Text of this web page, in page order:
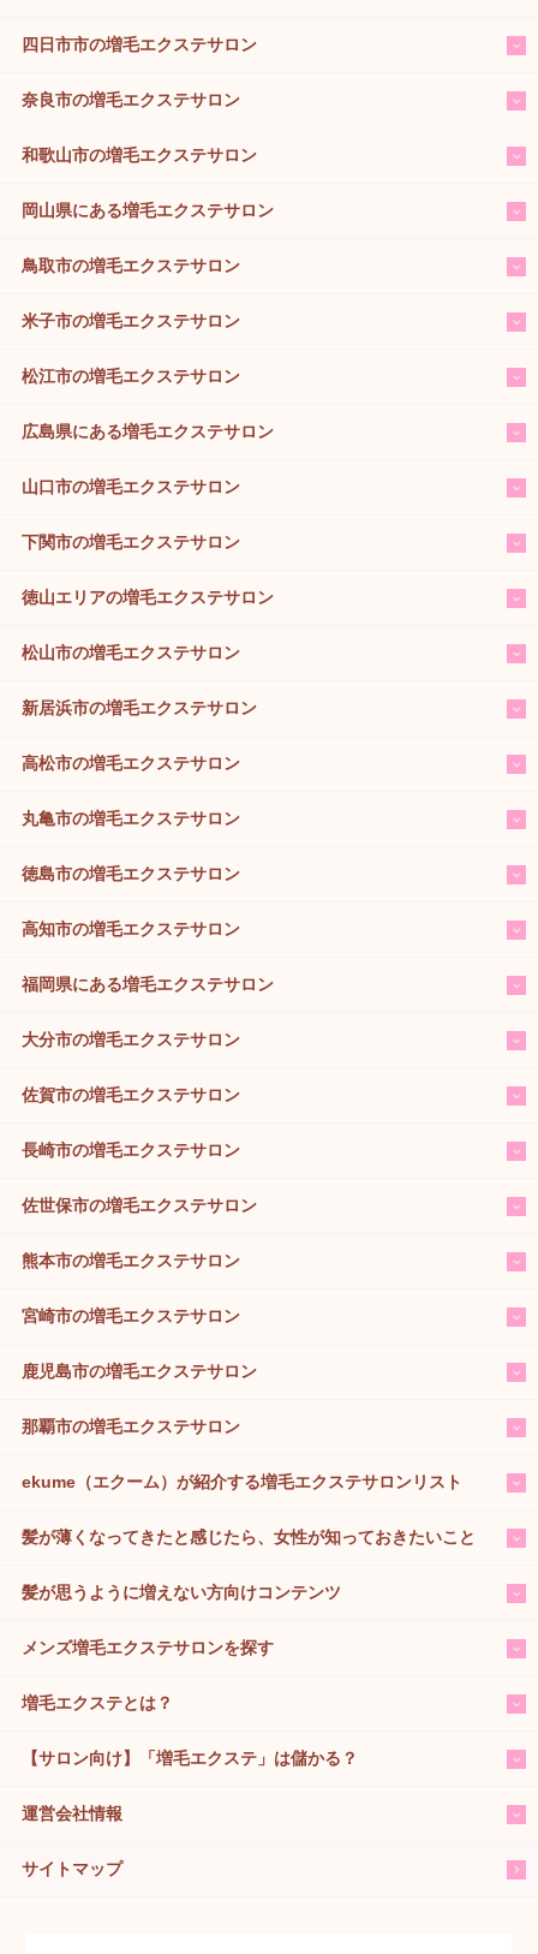
四日市市の増毛エクステサロン
奈良市の増毛エクステサロン
和歌山市の増毛エクステサロン
岡山県にある増毛エクステサロン
鳥取市の増毛エクステサロン
米子市の増毛エクステサロン
松江市の増毛エクステサロン
広島県にある増毛エクステサロン
山口市の増毛エクステサロン
下関市の増毛エクステサロン
徳山エリアの増毛エクステサロン
松山市の増毛エクステサロン
新居浜市の増毛エクステサロン
高松市の増毛エクステサロン
丸亀市の増毛エクステサロン
徳島市の増毛エクステサロン
高知市の増毛エクステサロン
福岡県にある増毛エクステサロン
大分市の増毛エクステサロン
佐賀市の増毛エクステサロン
長崎市の増毛エクステサロン
佐世保市の増毛エクステサロン
熊本市の増毛エクステサロン
宮崎市の増毛エクステサロン
鹿児島市の増毛エクステサロン
那覇市の増毛エクステサロン
ekume（エクーム）が紹介する増毛エクステサロンリスト
髪が薄くなってきたと感じたら、女性が知っておきたいこと
髪が思うように増えない方向けコンテンツ
メンズ増毛エクステサロンを探す
増毛エクステとは？
【サロン向け】「増毛エクステ」は儲かる？
運営会社情報
サイトマップ